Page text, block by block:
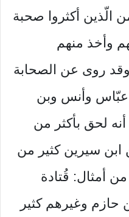
الّذين أكثروا صحبة
وأخذ منهم
روى عن الصحابة
عبّاس وأنس وبن
لحق بأكثر من
ابن سيرين كثير من
أمثال: قُتادة
حازم وغيرهم كثير